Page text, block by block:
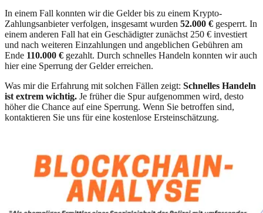
In einem Fall konnten wir die Gelder bis zu einem Krypto-
Zahlungsanbieter verfolgen, insgesamt wurden 52.000 € gesperrt. In
einem anderen Fall hat ein Geschädigter zunächst 250 € investiert
und nach weiteren Einzahlungen und angeblichen Gebühren am
Ende 110.000 € gezahlt. Durch schnelles Handeln konnten wir auch
hier eine Sperrung der Gelder erreichen.
Was mir die Erfahrung mit solchen Fällen zeigt: Schnelles Handeln
ist extrem wichtig. Je früher die Spur aufgenommen wird, desto
höher die Chance auf eine Sperrung. Wenn Sie betroffen sind,
kontaktieren Sie uns für eine kostenlose Ersteinschätzung.